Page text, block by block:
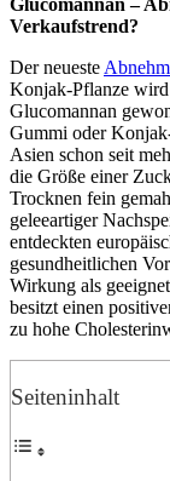
Glucomannan –
Verkaufstrend?
Der neueste
Konjak-Pflanze
Glucomannan
Gummi oder
Asien schon seit
die Größe einer
Trocknen fein
geleeartiger
entdeckten
gesundheitlichen
Wirkung als
besitzt einen
zu hohe
Seiteninhalt